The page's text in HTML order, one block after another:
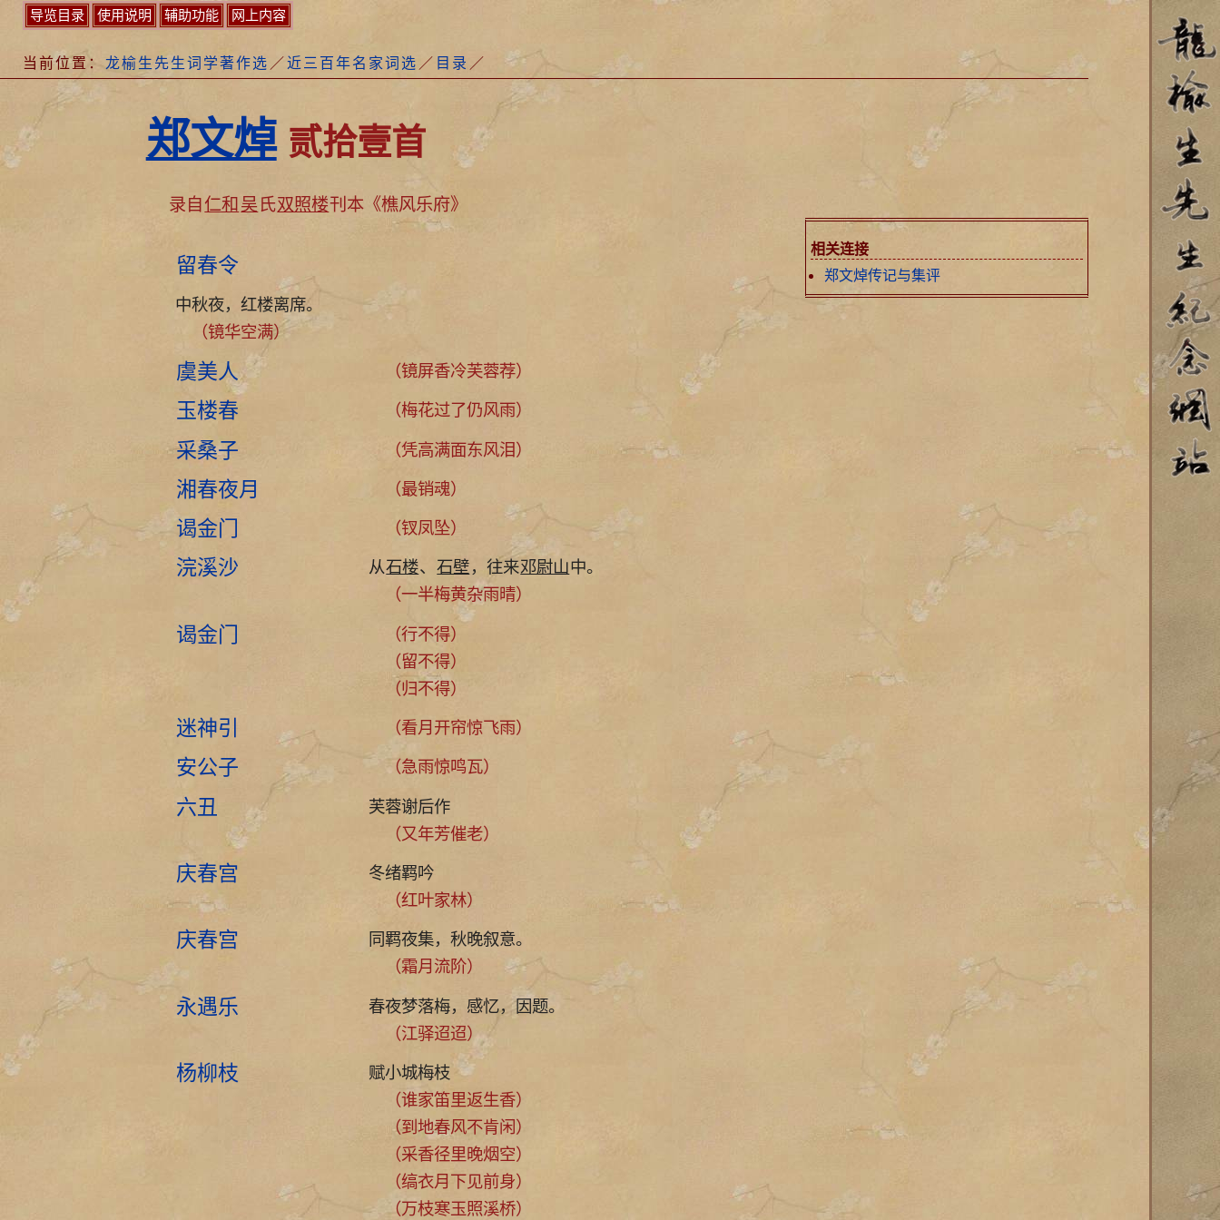
导览目录 使用说明 辅助功能 网上内容
当前位置： 龙榆生先生词学著作选 ／ 近三百年名家词选 ／ 目录 ／
郑文焯贰拾壹首
相关连接
郑文焯传记与集评
录自仁和 吴 氏双照楼刊本《樵风乐府》
留春令
中秋夜，红楼离席。
（镜华空满）
虞美人 （镜屏香冷芙蓉荐）
玉楼春 （梅花过了仍风雨）
采桑子 （凭高满面东风泪）
湘春夜月 （最销魂）
谒金门 （钗凤坠）
浣溪沙 从石楼、 石壁 ，往来邓尉山中。
（一半梅黄杂雨晴）
谒金门
（行不得）
（留不得）
（归不得）
迷神引 （看月开帘惊飞雨）
安公子 （急雨惊鸣瓦）
六丑
芙蓉谢后作
（又年芳催老）
庆春宫
冬绪羁吟
（红叶家林）
庆春宫
同羁夜集，秋晚叙意。
（霜月流阶）
永遇乐
春夜梦落梅，感忆，因题。
（江驿迢迢）
杨柳枝
赋小城梅枝
（谁家笛里返生香）
（到地春风不肯闲）
（采香径里晚烟空）
（缟衣月下见前身）
（万枝寒玉照溪桥）